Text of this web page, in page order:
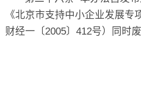
《北京市支持中小企业发展
财经一〔2005〕412号）同时废